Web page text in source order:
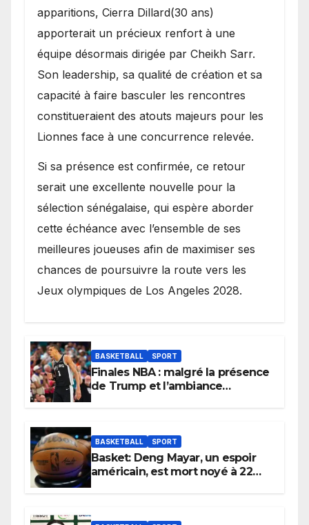
apparitions, Cierra Dillard(30 ans)
apporterait un précieux renfort à une
équipe désormais dirigée par Cheikh Sarr.
Son leadership, sa qualité de création et sa
capacité à faire basculer les rencontres
constitueraient des atouts majeurs pour les
Lionnes face à une concurrence relevée.
Si sa présence est confirmée, ce retour
serait une excellente nouvelle pour la
sélection sénégalaise, qui espère aborder
cette échéance avec l’ensemble de ses
meilleures joueuses afin de maximiser ses
chances de poursuivre la route vers les
Jeux olympiques de Los Angeles 2028.
BASKETBALL SPORT
Finales NBA : malgré la présence
de Trump et l’ambiance
BASKETBALL SPORT
Basket: Deng Mayar, un espoir
américain, est mort noyé à 22